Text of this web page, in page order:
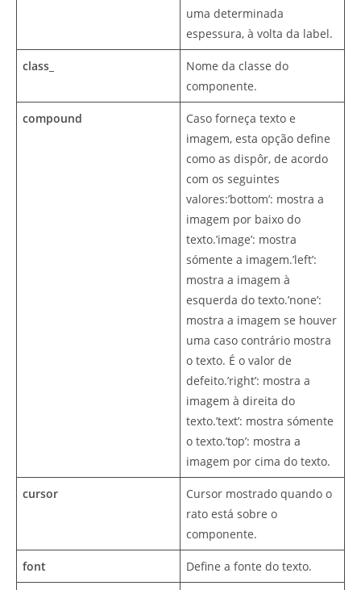
uma determinada
espessura, à volta da label.
class_
Nome da classe do
componente.
compound
Caso forneça texto e
imagem, esta opção define
como as dispôr, de acordo
com os seguintes
valores:’bottom’: mostra a
imagem por baixo do
texto.’image’: mostra
sómente a imagem.’left’:
mostra a imagem à
esquerda do texto.’none’:
mostra a imagem se houver
uma caso contrário mostra
o texto. É o valor de
defeito.’right’: mostra a
imagem à direita do
texto.’text’: mostra sómente
o texto.’top’: mostra a
imagem por cima do texto.
cursor
Cursor mostrado quando o
rato está sobre o
componente.
font Define a fonte do texto.